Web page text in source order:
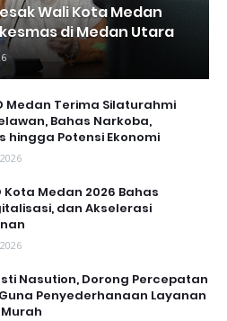
Wali Kota Medan
di Medan Utara
Medan Terima Silaturahmi
Bahas Narkoba,
hingga Potensi Ekonomi
Kota Medan 2026 Bahas
dan Akselerasi
Nasution, Dorong Percepatan
Guna Penyederhanaan Layanan